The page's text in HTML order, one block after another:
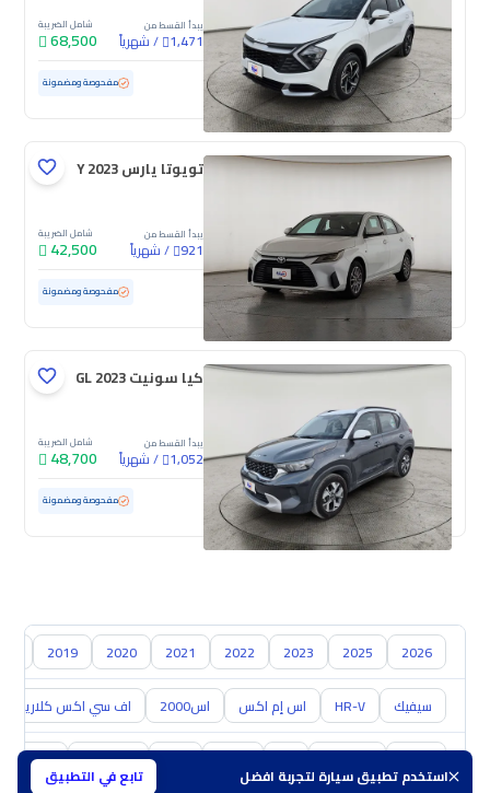
استخدم تطبيق سيارة لتجربة افضل تابع في التطبيق
يبدأ القسط من
1,471
/شهرياً
شامل الضريبة
68,500
مستعملة 155,500 كم مفحوصة ومضمونة
تويوتا يارس Y 2023
يبدأ القسط من
921
/شهرياً
شامل الضريبة
42,500
مستعملة 92,750 كم مفحوصة ومضمونة
كيا سونيت GL 2023
يبدأ القسط من
1,052
/شهرياً
شامل الضريبة
48,700
مستعملة 93,170 كم مفحوصة ومضمونة
2026
2025
2023
2022
2021
2020
2019
سيفيك HR-V اس إم اكس اس2000 اف سي اكس كلاريتي
سوزوكي هافال